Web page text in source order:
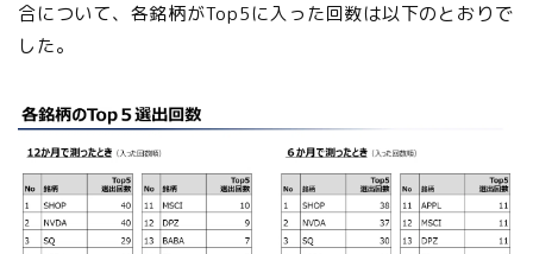
合について、各銘柄がTop5に入った回数は以下のとおりで
した。